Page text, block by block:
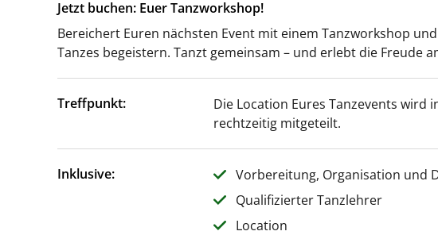
Jetzt buchen: Euer Tanzworkshop!
Bereichert Euren nächsten Event mit einem Tanzworkshop
Tanzes begeistern. Tanzt gemeinsam – und erlebt die Freude
Treffpunkt:
Die Location Eures Tanzevents wird
rechtzeitig mitgeteilt.
Inklusive:
Vorbereitung, Organisation und
Qualifizierter Tanzlehrer
Location